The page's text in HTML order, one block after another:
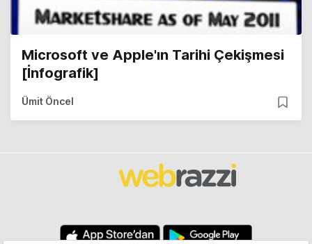
Microsoft ve Apple'ın Tarihi Çekişmesi
[İnfografik]
Ümit Öncel